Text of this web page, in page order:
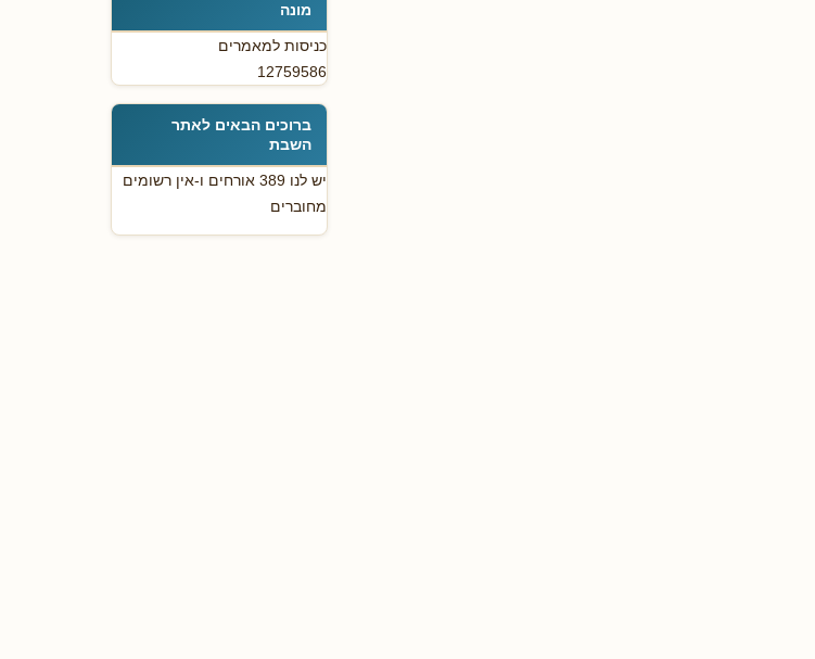
מונה
כניסות למאמרים
12759586
ברוכים הבאים לאתר
השבת
יש לנו 389 אורחים ו-אין רשומים
מחוברים